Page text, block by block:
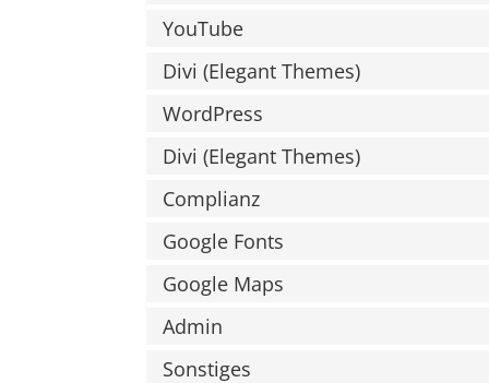
YouTube
Divi (Elegant Themes)
WordPress
Divi (Elegant Themes)
Complianz
Google Fonts
Google Maps
Admin
Sonstiges